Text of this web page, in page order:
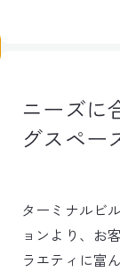
ニーズに
グスペー
ターミナルビ
ョンより、お
ラエティに富